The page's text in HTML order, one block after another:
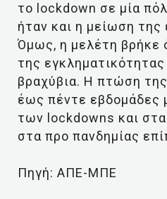
το lockdown σε μία
ήταν και η μείωση της
Όμως, η μελέτη βρήκε
της εγκληματικότητας
βραχύβια. Η πτώση
έως πέντε εβδομάδες
των lockdowns και
στα προ πανδημίας
Πηγή: ΑΠΕ-ΜΠΕ